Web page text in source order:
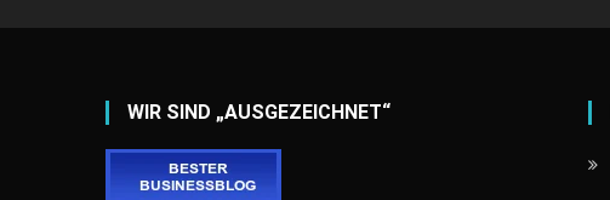
WIR SIND „AUSGEZEICHNET“